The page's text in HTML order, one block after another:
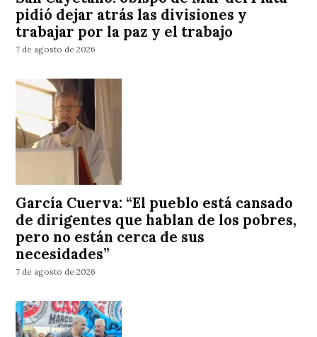
pidió dejar atrás las divisiones y
trabajar por la paz y el trabajo
7 de agosto de 2026
García Cuerva: “El pueblo está cansado
de dirigentes que hablan de los pobres,
pero no están cerca de sus
necesidades”
7 de agosto de 2026